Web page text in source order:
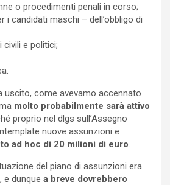
o procedimenti penali in corso;
i candidati maschi – dell’obbligo di
e politici;
uscito, come avevamo accennato
molto probabilmente sarà attivo
proprio nel dlgs sull’Assegno
nuove assunzioni e
ad hoc di 20 milioni di euro
del piano di assunzioni era
, e dunque a breve dovrebbero